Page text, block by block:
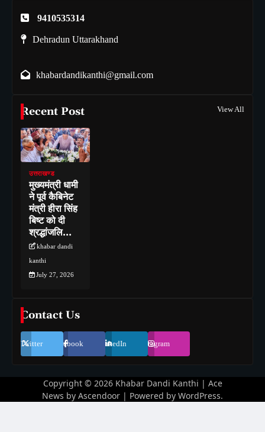
9410535314
Dehradun Uttarakhand
khabardandikanthi@gmail.com
Recent Post View All
उत्तराखण्ड
मुख्यमंत्री धामी
ने पूर्व कैबिनेट
मंत्री हीरा सिंह
बिष्ट को दी
श्रद्धांजलि…
khabar dandi
kanthi
July 27, 2026
Contact Us
Twitter Facebook LinkedIn Instagram
Copyright © 2026 Khabar Dandi Kanthi | Ace
News by Ascendoor | Powered by WordPress.